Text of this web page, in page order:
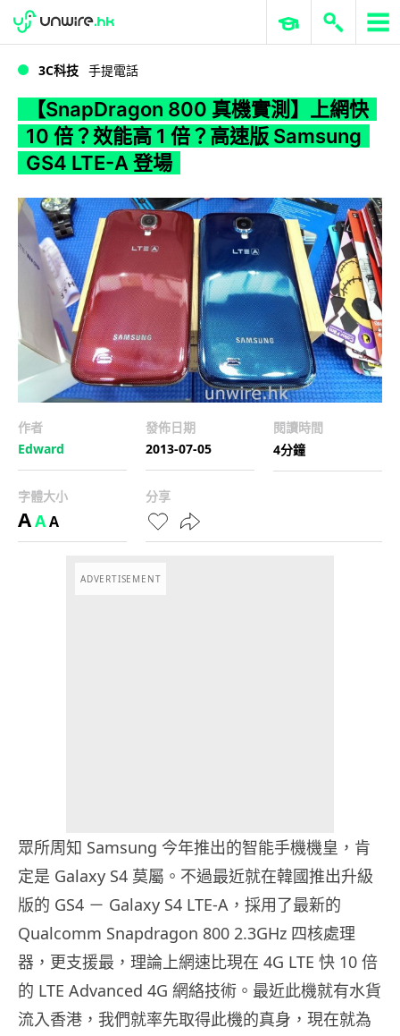
WWDC 2026 ERP 與商業 AI
3C科技 手提電話
【SnapDragon 800 真機實測】上網快
10 倍？效能高 1 倍？高速版 Samsung
GS4 LTE-A 登場
作者
Edward
發佈日期
2013-07-05
閱讀時間
4分鐘
字體大小
AAA
分享
ADVERTISEMENT
眾所周知 Samsung 今年推出的智能手機機皇，肯
定是 Galaxy S4 莫屬。不過最近就在韓國推出升級
版的 GS4 － Galaxy S4 LTE-A，採用了最新的
Qualcomm Snapdragon 800 2.3GHz 四核處理
器，更支援最，理論上網速比現在 4G LTE 快 10 倍
的 LTE Advanced 4G 網絡技術。最近此機就有水貨
流入香港，我們就率先取得此機的真身，現在就為